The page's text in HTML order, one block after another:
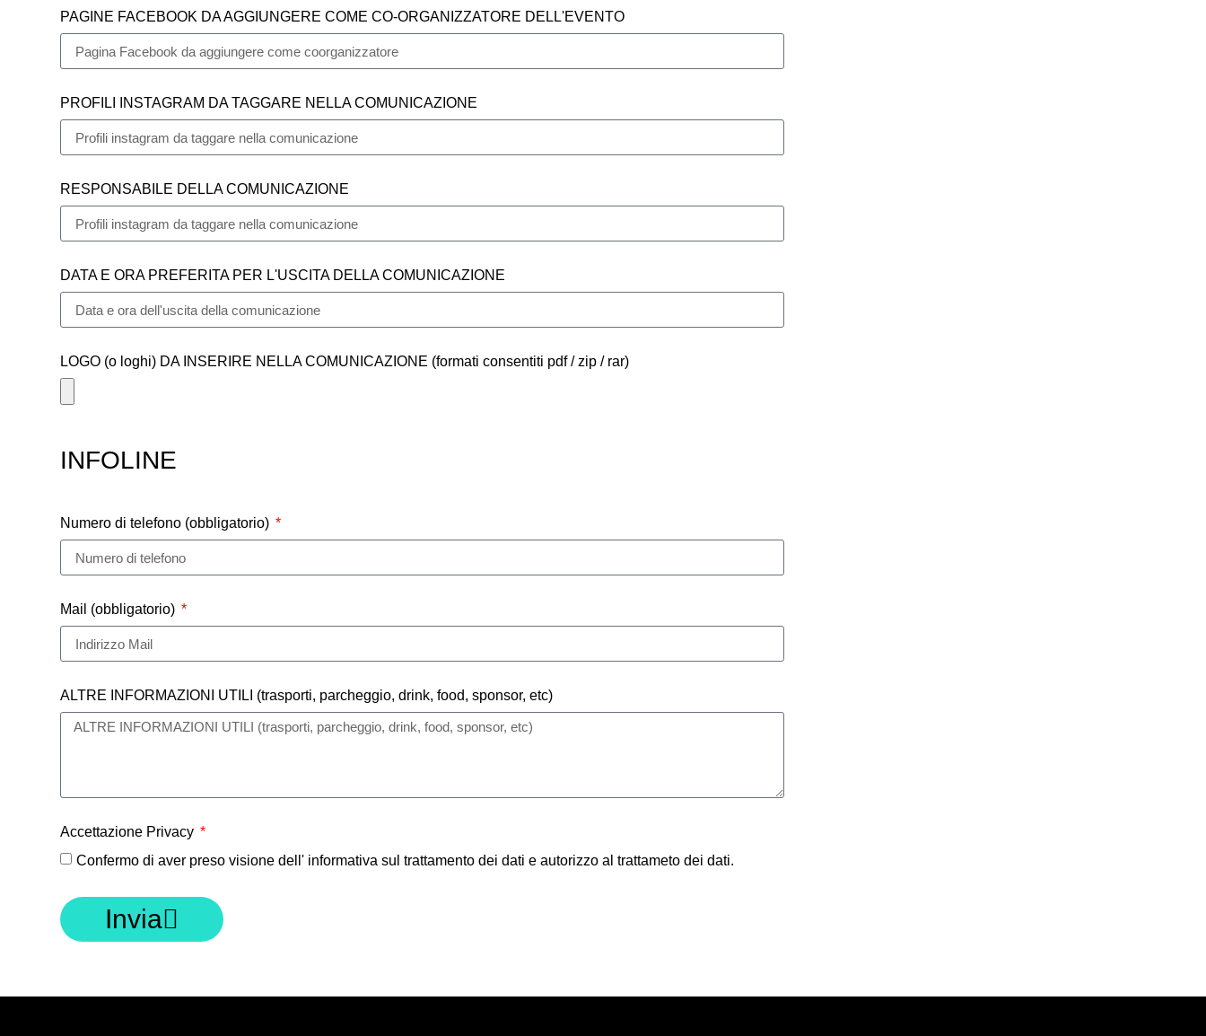
PAGINE FACEBOOK DA AGGIUNGERE COME CO-ORGANIZZATORE DELL'EVENTO
PROFILI INSTAGRAM DA TAGGARE NELLA COMUNICAZIONE
RESPONSABILE DELLA COMUNICAZIONE
DATA E ORA PREFERITA PER L'USCITA DELLA COMUNICAZIONE
LOGO (o loghi) DA INSERIRE NELLA COMUNICAZIONE (formati consentiti pdf / zip / rar)
INFOLINE
Numero di telefono (obbligatorio)
Mail (obbligatorio)
ALTRE INFORMAZIONI UTILI (trasporti, parcheggio, drink, food, sponsor, etc)
Accettazione Privacy
Confermo di aver preso visione dell' informativa sul trattamento dei dati e autorizzo al trattameto dei dati.
Invia